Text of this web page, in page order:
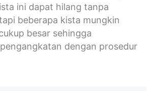
ini dapat hilang tanpa
beberapa kista mungkin
besar sehingga
dengan prosedur